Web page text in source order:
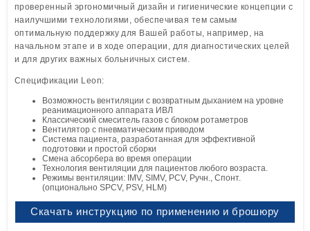
проверенный эргономичный дизайн и гигиенические концепции с
наилучшими технологиями, обеспечивая тем самым
оптимальную поддержку для Вашей работы, например, на
начальном этапе и в ходе операции, для диагностических целей
и для других важных больничных систем.
Спецификации Leon:
Возможность вентиляции с возвратным дыханием на уровне
реанимационного аппарата ИВЛ
Классический смеситель газов с блоком ротаметров
Вентилятор с пневматическим приводом
Система пациента, разработанная для эффективной
подготовки и простой сборки
Смена абсорбера во время операции
Технология вентиляции для пациентов любого возраста.
Режимы вентиляции: IMV, SIMV, PCV, Ручн., Спонт.
(опционально SPCV, PSV, HLM)
Скачать инструкцию по применению и брошюру